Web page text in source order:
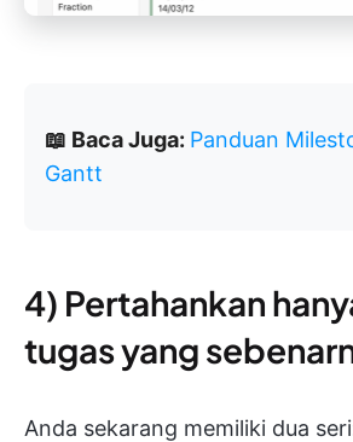
📖 Baca Juga: Panduan
Gantt
4) Pertahankan
tugas yang
Anda sekarang memiliki dua